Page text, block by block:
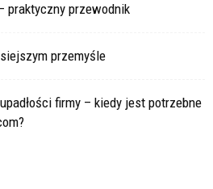
praktyczny przewodnik
przemyśle
firmy – kiedy jest potrzebne